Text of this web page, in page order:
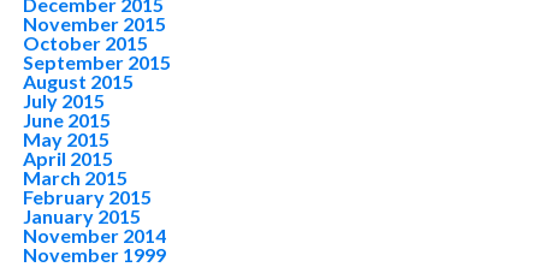
November 2015
October 2015
September 2015
August 2015
July 2015
June 2015
May 2015
April 2015
March 2015
February 2015
January 2015
November 2014
November 1999